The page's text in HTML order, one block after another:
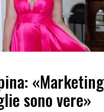
sono vere»